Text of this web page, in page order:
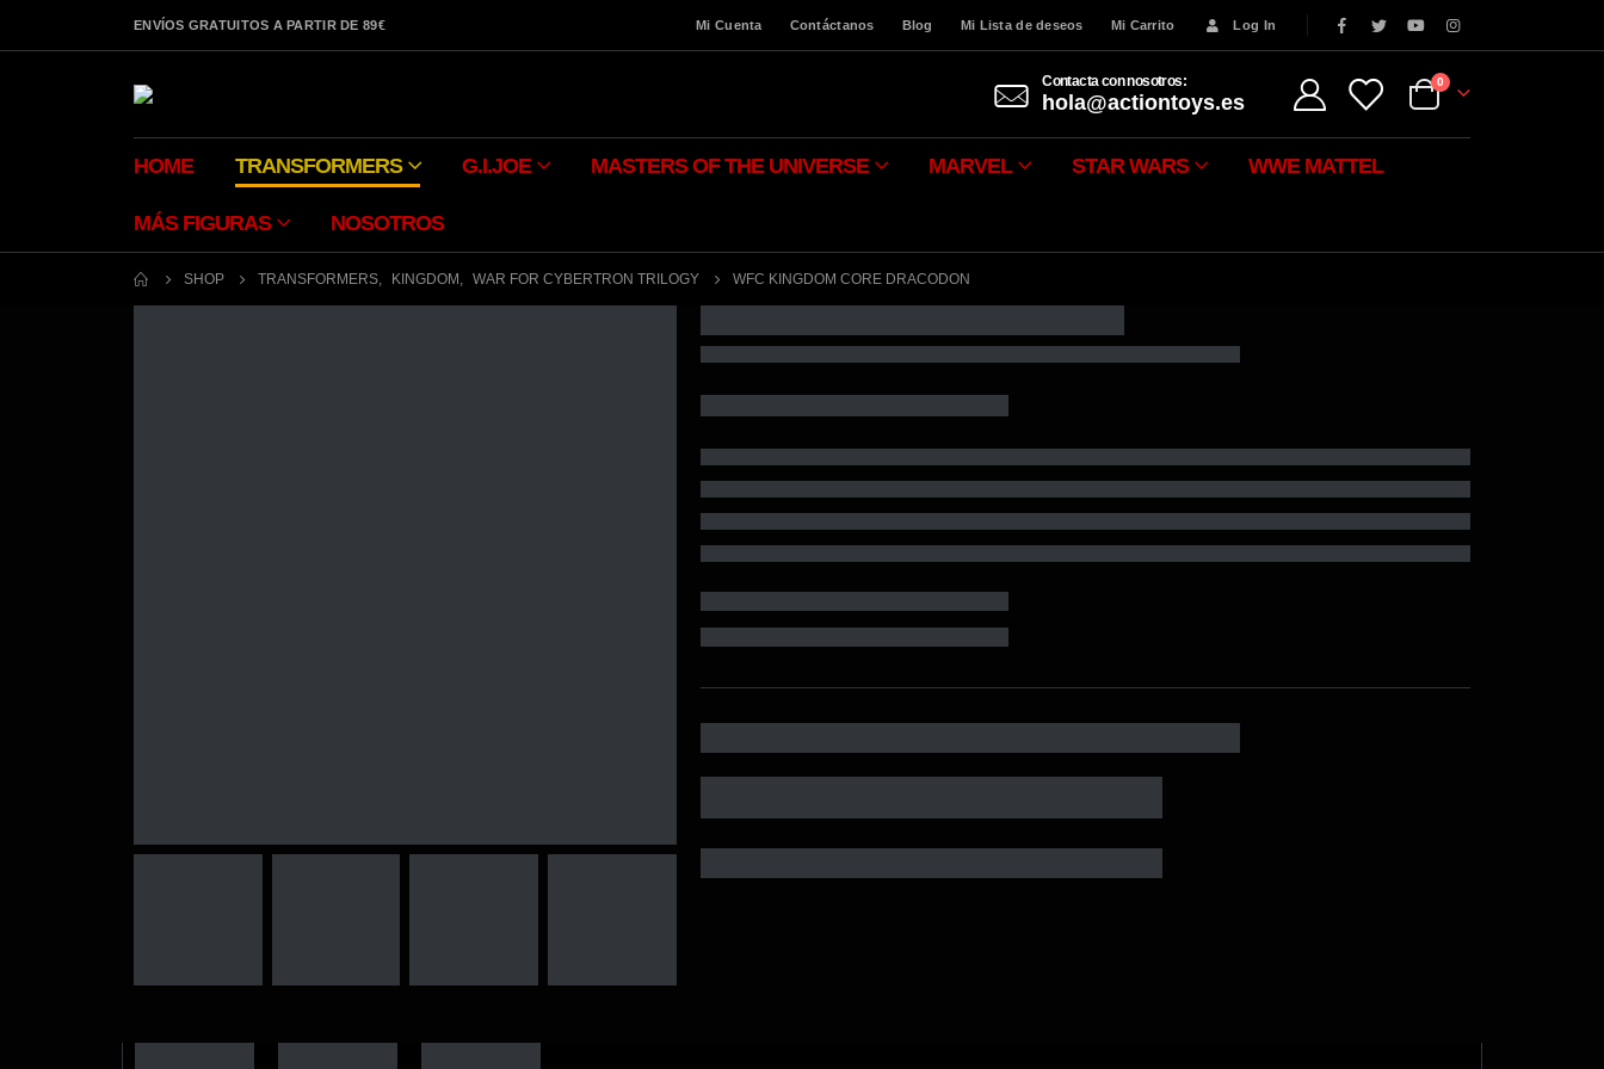
ENVÍOS GRATUITOS A PARTIR DE 89€ Mi Cuenta Contáctanos Blog Mi Lista de deseos Mi Carrito Log In
Contacta con nosotros:
hola@actiontoys.es
0
HOME TRANSFORMERS G.I.JOE MASTERS OF THE UNIVERSE MARVEL STAR WARS WWE MATTEL
MÁS FIGURAS NOSOTROS
SHOP TRANSFORMERS, KINGDOM , WAR FOR CYBERTRON TRILOGY WFC KINGDOM CORE DRACODON